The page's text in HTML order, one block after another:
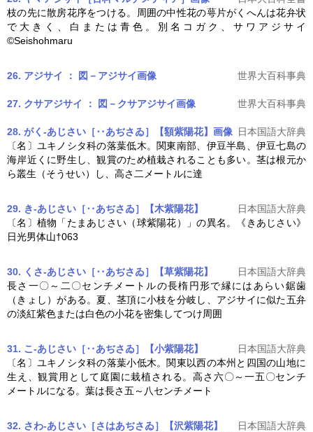
枝の先に散房花序をつける。周囲の中性花の萼片がくへんは花弁状
で大きく、白または青色。別名コガク、サワ アジサイ
©Seishohmaru
26. アジサイ ： 図－アジサイ画像 世界大百科事典
27. クサアジサイ ： 図－クサアジサイ画像 世界大百科事典
28. がく‐あじさい［‥あぢさゐ］【額紫陽花】 画像
日本国語大辞典
〔名〕ユキノシタ科の落葉低木。関東南部、伊豆半島、伊豆七島の
海岸近くに野生し、観賞のため植栽されることも多い。茎は根元か
ら叢生（そうせい）し、高さ二メートルに達
29. き‐あじさい［‥あぢさゐ］【木紫陽花】
日本国語大辞典
〔名〕植物「たまあじさい（球紫陽花）」の異名。《きあじさい》
日光男体山†063
30. くさ‐あじさい［‥あぢさゐ］【草紫陽花】
日本国語大辞典
長さ一〇～二〇センチメートルの長楕円形で縁にはあらい鋸歯
（きょし）がある。夏、茎頂に小枝を分岐し、 アジサイに似た五弁
の淡紅紫色または白色の小花を密集してつけ周囲
31. こ‐あじさい［‥あぢさゐ］【小紫陽花】
日本国語大辞典
〔名〕ユキノシタ科の落葉小低木。関東以西の本州と四国の山地に
生え、観賞用として庭園に栽植される。高さ六〇～一五〇センチ
メートルになる。葉は長さ五～八センチメート
32. さわ‐あじさい［さはあぢさゐ］【沢紫陽花】
日本国語大辞典